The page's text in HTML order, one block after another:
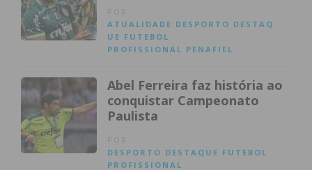
ATUALIDADE DESPORTO DESTAQ
UE FUTEBOL
PROFISSIONAL PENAFIEL
Abel Ferreira faz história ao
conquistar Campeonato
Paulista
DESPORTO DESTAQUE FUTEBOL
PROFISSIONAL